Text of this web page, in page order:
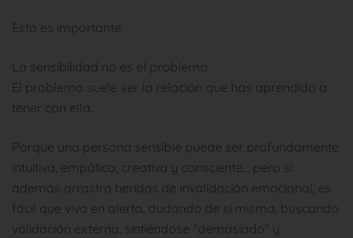
Esto es importante.
La sensibilidad no es el problema.
El problema suele ser la relación que has aprendido a
tener con ella.
Porque una persona sensible puede ser profundamente
intuitiva, empática, creativa y consciente… pero si
además arrastra heridas de invalidación emocional, es
fácil que viva en alerta, dudando de sí misma, buscando
validación externa, sintiéndose “demasiado” y